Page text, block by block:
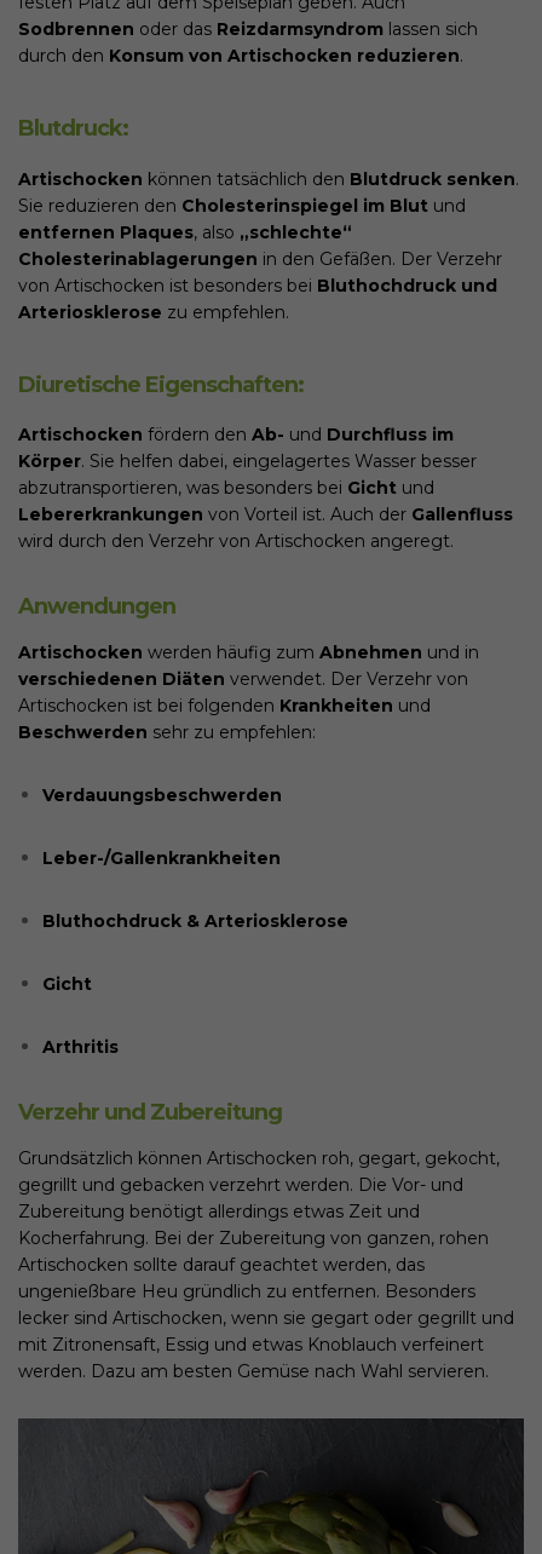
Sodbrennen oder das Reizdarmsyndrom lassen sich
durch den Konsum von Artischocken reduzieren.
Blutdruck:
Artischocken können tatsächlich den Blutdruck senken.
Sie reduzieren den Cholesterinspiegel im Blut und
entfernen Plaques, also „schlechte“
Cholesterinablagerungen in den Gefäßen. Der Verzehr
von Artischocken ist besonders bei Bluthochdruck und
Arteriosklerose zu empfehlen.
Diuretische Eigenschaften:
Artischocken fördern den Ab- und Durchfluss im
Körper. Sie helfen dabei, eingelagertes Wasser besser
abzutransportieren, was besonders bei Gicht und
Lebererkrankungen von Vorteil ist. Auch der Gallenfluss
wird durch den Verzehr von Artischocken angeregt.
Anwendungen
Artischocken werden häufig zum Abnehmen und in
verschiedenen Diäten verwendet. Der Verzehr von
Artischocken ist bei folgenden Krankheiten und
Beschwerden sehr zu empfehlen:
Verdauungsbeschwerden
Leber-/Gallenkrankheiten
Bluthochdruck & Arteriosklerose
Gicht
Arthritis
Verzehr und Zubereitung
Grundsätzlich können Artischocken roh, gegart, gekocht,
gegrillt und gebacken verzehrt werden. Die Vor- und
Zubereitung benötigt allerdings etwas Zeit und
Kocherfahrung. Bei der Zubereitung von ganzen, rohen
Artischocken sollte darauf geachtet werden, das
ungenießbare Heu gründlich zu entfernen. Besonders
lecker sind Artischocken, wenn sie gegart oder gegrillt und
mit Zitronensaft, Essig und etwas Knoblauch verfeinert
werden. Dazu am besten Gemüse nach Wahl servieren.